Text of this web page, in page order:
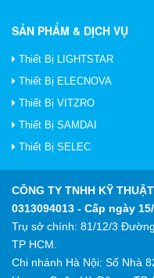
SẢN PHẨM & DỊCH VỤ
Thiết Bị LIGHTSTAR
Thiết Bị ELECNOVA
Thiết Bị VITZRO
Thiết Bị SAMDAI
Thiết Bị SELEC
CÔNG TY TNHH KỸ
0313094013 - Cấp ngày
Trụ sở chính: 81/12/3
TP HCM.
Chi nhánh Hà Nội: Số Nhà